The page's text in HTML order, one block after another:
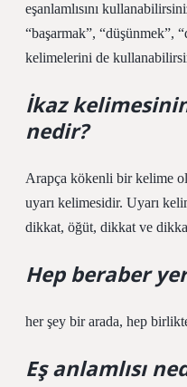
eşanlamlısını
“başarmak”, “düşünmek”,
kelimelerini de
İkaz
nedir?
Arapça kökenli bir kelime
uyarı kelimesidir. Uyarı
dikkat, öğüt, dikkat ve
Hep beraber
her şey bir arada, hep
Eş anlamlısı